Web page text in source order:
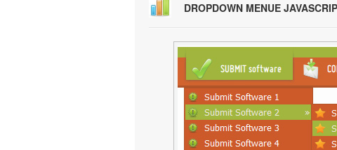
DROPDOWN MENUE